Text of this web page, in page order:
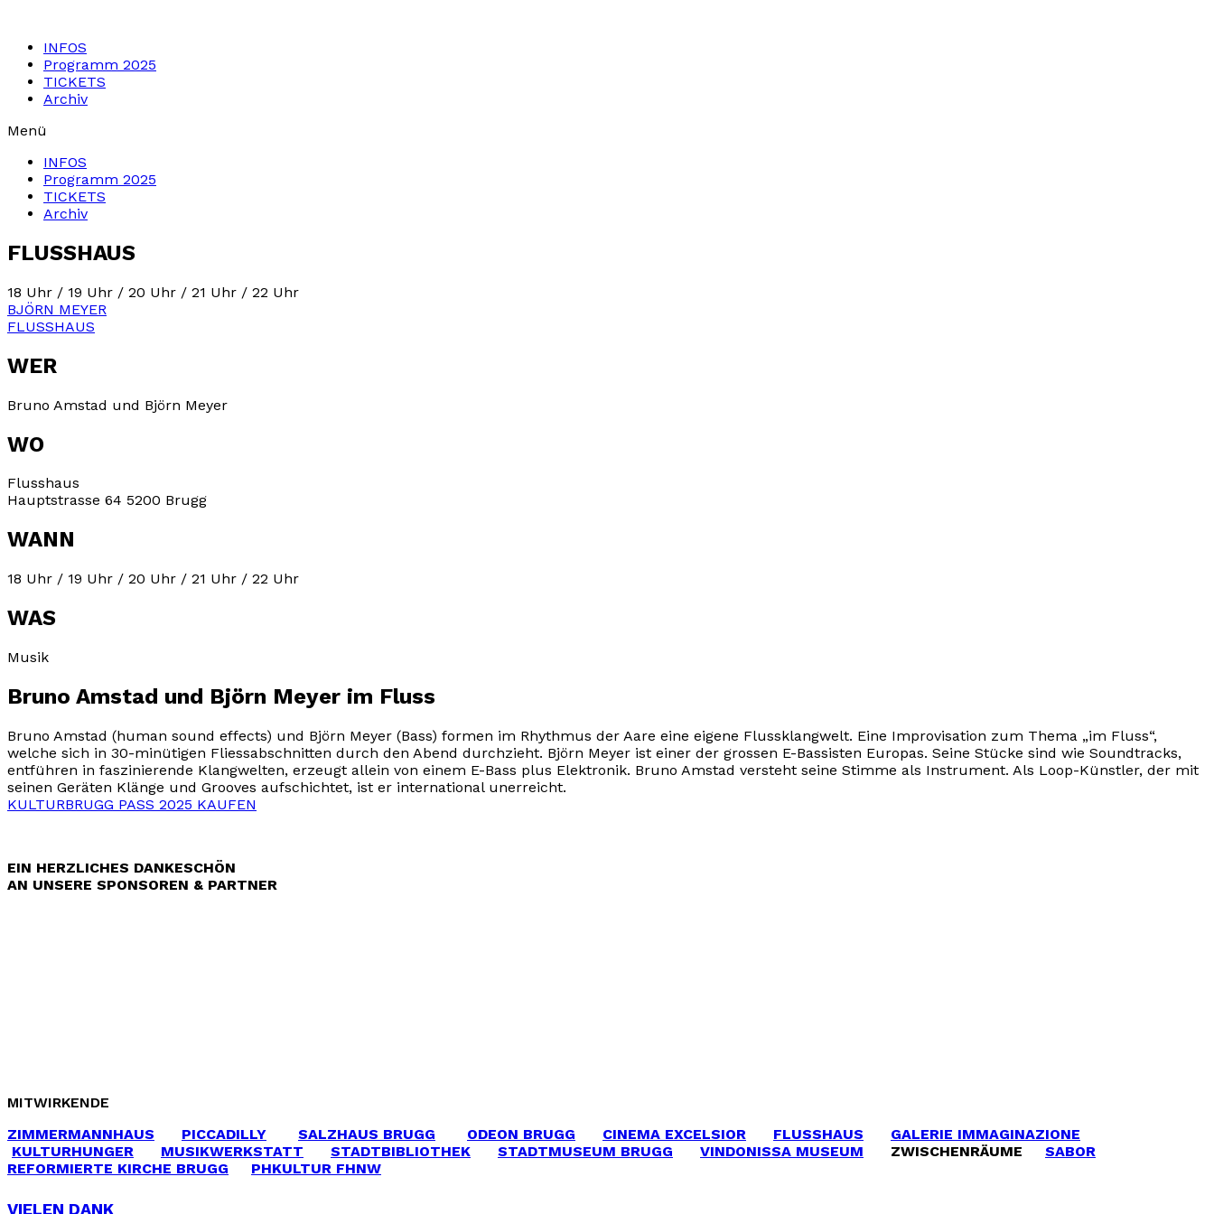
springenINFOS
Programm 2025
TICKETS
Archiv
Menü
INFOS
Programm 2025
TICKETS
Archiv
FLUSSHAUS
18 Uhr / 19 Uhr / 20 Uhr / 21 Uhr / 22 Uhr
BJÖRN MEYER
FLUSSHAUS
WER
Bruno Amstad und Björn Meyer
WO
Flusshaus
Hauptstrasse 64 5200 Brugg
WANN
18 Uhr / 19 Uhr / 20 Uhr / 21 Uhr / 22 Uhr
WAS
Musik
Bruno Amstad und Björn Meyer im Fluss
Bruno Amstad (human sound effects) und Björn Meyer (Bass) formen im Rhythmus der Aare eine eigene Flussklangwelt. Eine Improvisation zum Thema „im Fluss“,
welche sich in 30-minütigen Fliessabschnitten durch den Abend durchzieht. Björn Meyer ist einer der grossen E-Bassisten Europas. Seine Stücke sind wie Soundtracks,
entführen in faszinierende Klangwelten, erzeugt allein von einem E-Bass plus Elektronik. Bruno Amstad versteht seine Stimme als Instrument. Als Loop-Künstler, der mit
seinen Geräten Klänge und Grooves aufschichtet, ist er international unerreicht.
KULTURBRUGG PASS 2025 KAUFEN
EIN HERZLICHES DANKESCHÖN
AN UNSERE SPONSOREN & PARTNER
MITWIRKENDE
ZIMMERMANNHAUS
PICCADILLY SALZHAUS BRUGG ODEON BRUGG CINEMA EXCELSIOR FLUSSHAUS
GALERIE IMMAGINAZIONE
KULTURHUNGER
MUSIKWERKSTATT STADTBIBLIOTHEK STADTMUSEUM BRUGG VINDONISSA MUSEUM ZWISCHENRÄUME SABOR
REFORMIERTE KIRCHE BRUGG
PHKULTUR FHNW
VIELEN DANK